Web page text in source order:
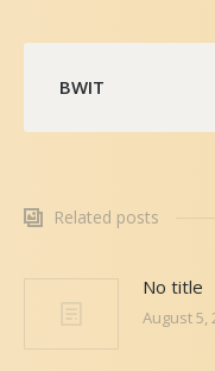
BWIT
Related posts
No title
August 5,